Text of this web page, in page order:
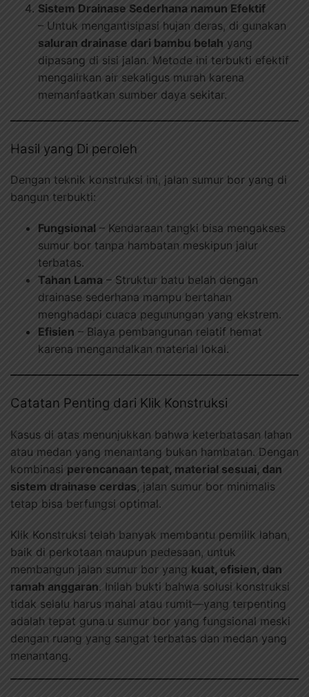
Sistem Drainase Sederhana namun Efektif
– Untuk mengantisipasi hujan deras, di gunakan
saluran drainase dari bambu belah yang
dipasang di sisi jalan. Metode ini terbukti efektif
mengalirkan air sekaligus murah karena
memanfaatkan sumber daya sekitar.
Hasil yang Di peroleh
Dengan teknik konstruksi ini, jalan sumur bor yang di
bangun terbukti:
Fungsional – Kendaraan tangki bisa mengakses
sumur bor tanpa hambatan meskipun jalur
terbatas.
Tahan Lama – Struktur batu belah dengan
drainase sederhana mampu bertahan
menghadapi cuaca pegunungan yang ekstrem.
Efisien – Biaya pembangunan relatif hemat
karena mengandalkan material lokal.
Catatan Penting dari Klik Konstruksi
Kasus di atas menunjukkan bahwa keterbatasan lahan
atau medan yang menantang bukan hambatan. Dengan
kombinasi perencanaan tepat, material sesuai, dan
sistem drainase cerdas, jalan sumur bor minimalis
tetap bisa berfungsi optimal.
Klik Konstruksi telah banyak membantu pemilik lahan,
baik di perkotaan maupun pedesaan, untuk
membangun jalan sumur bor yang kuat, efisien, dan
ramah anggaran. Inilah bukti bahwa solusi konstruksi
tidak selalu harus mahal atau rumit—yang terpenting
adalah tepat guna.u sumur bor yang fungsional meski
dengan ruang yang sangat terbatas dan medan yang
menantang.